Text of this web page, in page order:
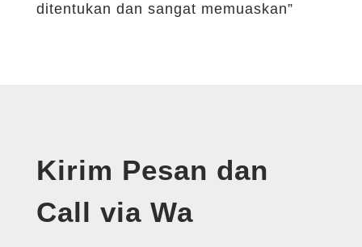
ditentukan dan sangat memuaskan”
Kirim Pesan dan
Call via Wa